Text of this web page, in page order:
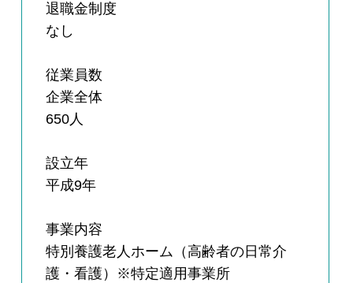
退職金制度
なし
従業員数
企業全体
650人
設立年
平成9年
事業内容
特別養護老人ホーム（高齢者の日常介
護・看護）※特定適用事業所